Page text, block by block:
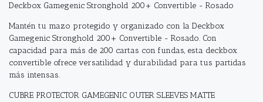
Deckbox Gamegenic Stronghold 200+ Convertible - Rosado
Mantén tu mazo protegido y organizado con la Deckbox
Gamegenic Stronghold 200+ Convertible - Rosado. Con
capacidad para más de 200 cartas con fundas, esta deckbox
convertible ofrece versatilidad y durabilidad para tus partidas
más intensas.
CUBRE PROTECTOR GAMEGENIC OUTER SLEEVES MATTE